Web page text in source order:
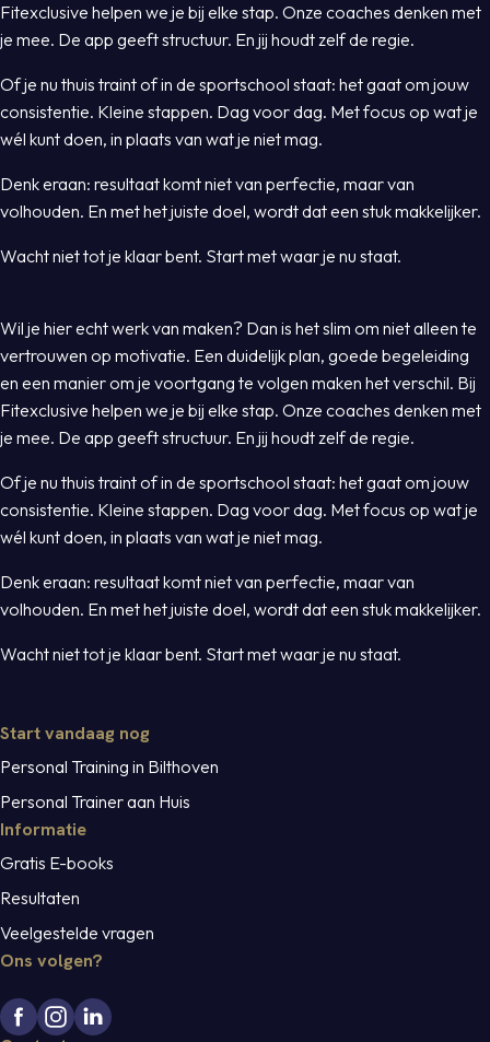
Fitexclusive helpen we je bij elke stap. Onze coaches denken met
je mee. De app geeft structuur. En jij houdt zelf de regie.
Of je nu thuis traint of in de sportschool staat: het gaat om jouw
consistentie. Kleine stappen. Dag voor dag. Met focus op wat je
wél kunt doen, in plaats van wat je niet mag.
Denk eraan: resultaat komt niet van perfectie, maar van
volhouden. En met het juiste doel, wordt dat een stuk makkelijker.
Wacht niet tot je klaar bent. Start met waar je nu staat.
Wil je hier echt werk van maken? Dan is het slim om niet alleen te
vertrouwen op motivatie. Een duidelijk plan, goede begeleiding
en een manier om je voortgang te volgen maken het verschil. Bij
Fitexclusive helpen we je bij elke stap. Onze coaches denken met
je mee. De app geeft structuur. En jij houdt zelf de regie.
Of je nu thuis traint of in de sportschool staat: het gaat om jouw
consistentie. Kleine stappen. Dag voor dag. Met focus op wat je
wél kunt doen, in plaats van wat je niet mag.
Denk eraan: resultaat komt niet van perfectie, maar van
volhouden. En met het juiste doel, wordt dat een stuk makkelijker.
Wacht niet tot je klaar bent. Start met waar je nu staat.
Start vandaag nog
Personal Training in Bilthoven
Personal Trainer aan Huis
Informatie
Gratis E-books
Resultaten
Veelgestelde vragen
Ons volgen?